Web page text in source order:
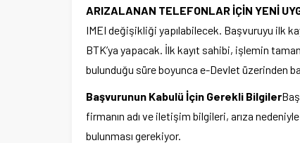
ARIZALANAN TELEFONLAR İÇİN YENİ
IMEI değişikliği yapılabilecek. Başvuruyu ilk
BTK’ya yapacak. İlk kayıt sahibi, işlemin
bulunduğu süre boyunca e-Devlet üzerinden
Başvurunun Kabulü İçin Gerekli Bilgiler
firmanın adı ve iletişim bilgileri, arıza
bulunması gerekiyor.